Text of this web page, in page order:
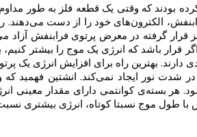
بودند که وقتی یک قطعه فلز به طور مداوم
الکترون‌های خود را از دست می‌دهند.
قرار گرفته در معرض پرتوی فرابنفش
قرار باشد که انرژی یک موج را بیشتر
دارند. بهترین راه برای افزایش انرژی
شدت نور ایجاد نمی‌کند. انشتین فهمید
هر بسته‌ی کوانتمی دارای مقدار معینی
با طول موج نسبتا کوتاه، انرژی بیشتری